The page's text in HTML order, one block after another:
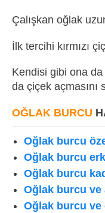
Çalışkan oğlak
İlk tercihi kırmızı
Kendisi gibi ona
da çiçek açmasını
OĞLAK BURCU
Oğlak burcu
Oğlak burcu
Oğlak burcu
Oğlak burcu ve
Oğlak burcu